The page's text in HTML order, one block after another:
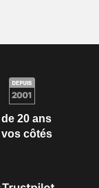
de 20 ans
vos côtés